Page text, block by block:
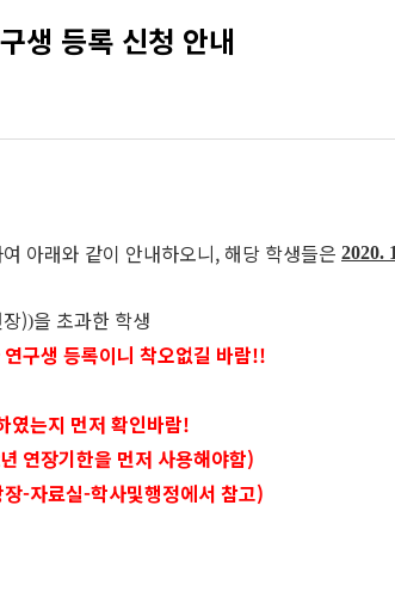
생 등록 신청 안내
아래와 같이 안내하오니, 해당 학생들은 2020.
))을 초과한 학생
구생 등록이니 착오없길 바람!!
였는지 먼저 확인바람!
연장기한을 먼저 사용해야함)
-자료실-학사및행정에서 참고)